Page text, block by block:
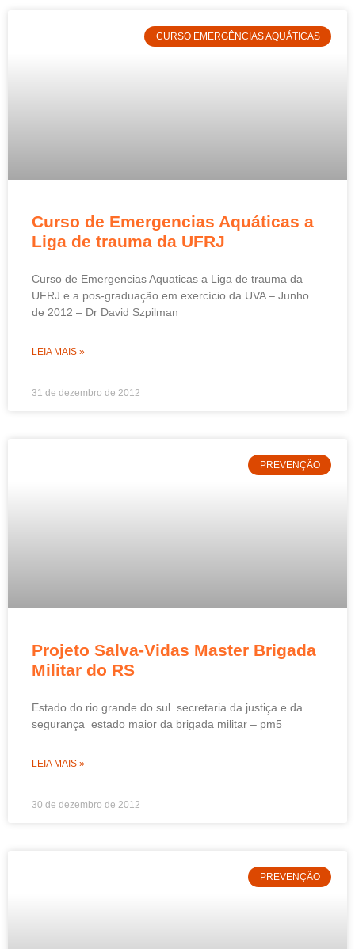
CURSO EMERGÊNCIAS AQUÁTICAS
Curso de Emergencias Aquáticas a
Liga de trauma da UFRJ
Curso de Emergencias Aquaticas a Liga de trauma da
UFRJ e a pos-graduação em exercício da UVA – Junho
de 2012 – Dr David Szpilman
LEIA MAIS »
31 de dezembro de 2012
PREVENÇÃO
Projeto Salva-Vidas Master Brigada
Militar do RS
Estado do rio grande do sul secretaria da justiça e da
segurança estado maior da brigada militar – pm5
LEIA MAIS »
30 de dezembro de 2012
PREVENÇÃO